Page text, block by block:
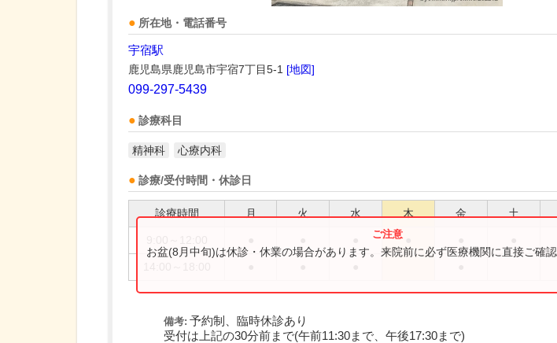
所在地・電話番号
宇宿駅
鹿児島県鹿児島市宇宿7丁目5-1 [地図]
099-297-5439
診療科目
精神科 心療内科
診療/受付時間・休診日
診療時間 月 火 水 木 金 土
お盆(8月中旬)は休診・休業の場合があります。来院前に必ず医療機関に直接ご確認
備考: 予約制、臨時休診あり
受付は上記の30分前まで(午前11:30まで、午後17:30まで)